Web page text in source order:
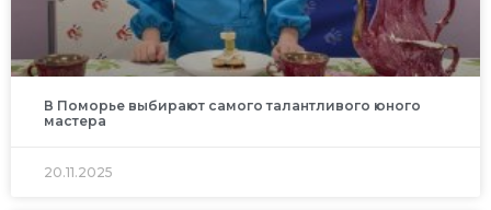
В Поморье выбирают самого талантливого юного
мастера
20.11.2025